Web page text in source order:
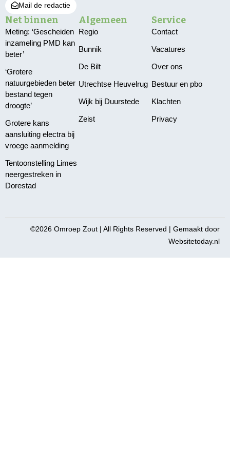
Mail de redactie
Net binnen
Meting: ‘Gescheiden
inzameling PMD kan
beter’
‘Grotere
natuurgebieden beter
bestand tegen
droogte’
Grotere kans
aansluiting electra bij
vroege aanmelding
Tentoonstelling Limes
neergestreken in
Dorestad
Algemeen
Regio
Bunnik
De Bilt
Utrechtse Heuvelrug
Wijk bij Duurstede
Zeist
Service
Contact
Vacatures
Over ons
Bestuur en pbo
Klachten
Privacy
©2026 Omroep Zout | All Rights Reserved | Gemaakt door
Websitetoday.nl